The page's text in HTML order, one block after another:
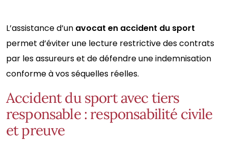
L’assistance d’un avocat en accident du sport
permet d’éviter une lecture restrictive des contrats
par les assureurs et de défendre une indemnisation
conforme à vos séquelles réelles.
Accident du sport avec tiers
responsable : responsabilité civile
et preuve